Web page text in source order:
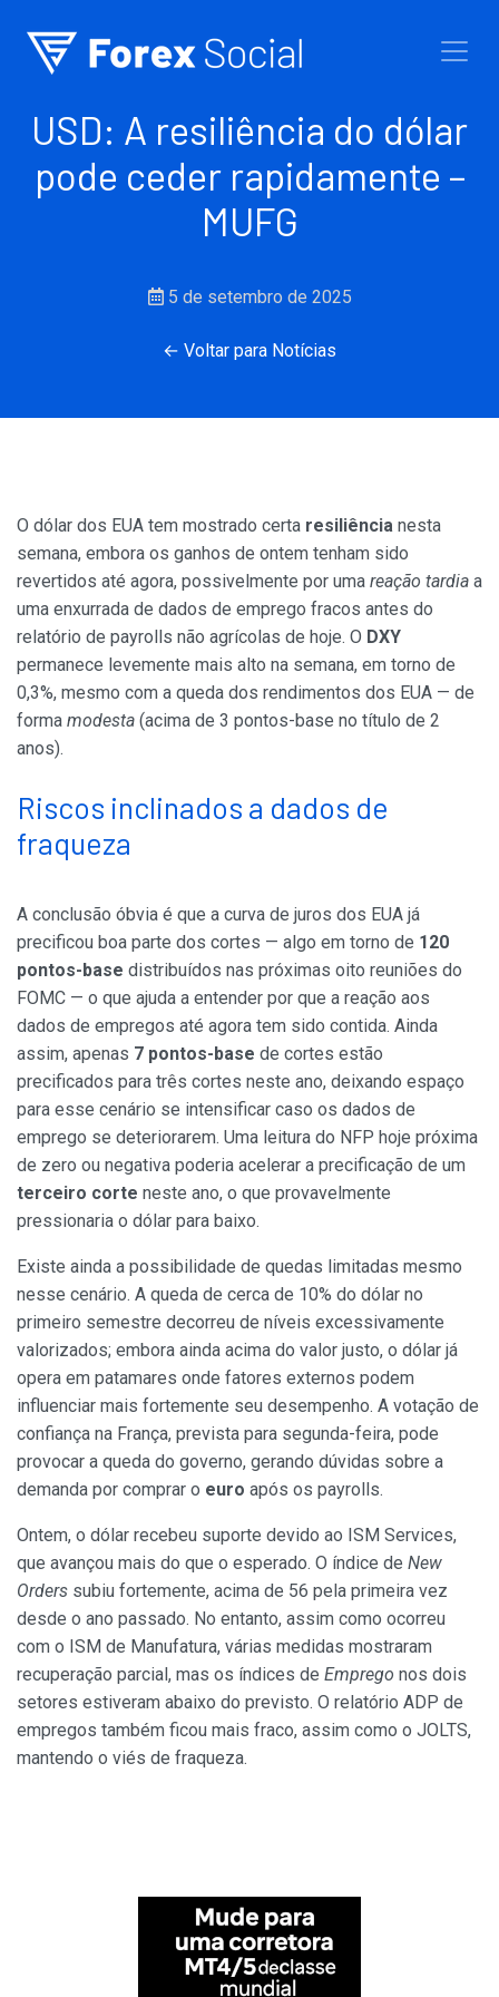
USD: A resiliência do dólar
pode ceder rapidamente –
MUFG
5 de setembro de 2025
← Voltar para Notícias
O dólar dos EUA tem mostrado certa resiliência nesta
semana, embora os ganhos de ontem tenham sido
revertidos até agora, possivelmente por uma reação tardia a
uma enxurrada de dados de emprego fracos antes do
relatório de payrolls não agrícolas de hoje. O DXY
permanece levemente mais alto na semana, em torno de
0,3%, mesmo com a queda dos rendimentos dos EUA — de
forma modesta (acima de 3 pontos-base no título de 2
anos).
Riscos inclinados a dados de
fraqueza
A conclusão óbvia é que a curva de juros dos EUA já
precificou boa parte dos cortes — algo em torno de 120
pontos-base distribuídos nas próximas oito reuniões do
FOMC — o que ajuda a entender por que a reação aos
dados de empregos até agora tem sido contida. Ainda
assim, apenas 7 pontos-base de cortes estão
precificados para três cortes neste ano, deixando espaço
para esse cenário se intensificar caso os dados de
emprego se deteriorarem. Uma leitura do NFP hoje próxima
de zero ou negativa poderia acelerar a precificação de um
terceiro corte neste ano, o que provavelmente
pressionaria o dólar para baixo.
Existe ainda a possibilidade de quedas limitadas mesmo
nesse cenário. A queda de cerca de 10% do dólar no
primeiro semestre decorreu de níveis excessivamente
valorizados; embora ainda acima do valor justo, o dólar já
opera em patamares onde fatores externos podem
influenciar mais fortemente seu desempenho. A votação de
confiança na França, prevista para segunda-feira, pode
provocar a queda do governo, gerando dúvidas sobre a
demanda por comprar o euro após os payrolls.
Ontem, o dólar recebeu suporte devido ao ISM Services,
que avançou mais do que o esperado. O índice de New
Orders subiu fortemente, acima de 56 pela primeira vez
desde o ano passado. No entanto, assim como ocorreu
com o ISM de Manufatura, várias medidas mostraram
recuperação parcial, mas os índices de Emprego nos dois
setores estiveram abaixo do previsto. O relatório ADP de
empregos também ficou mais fraco, assim como o JOLTS,
mantendo o viés de fraqueza.